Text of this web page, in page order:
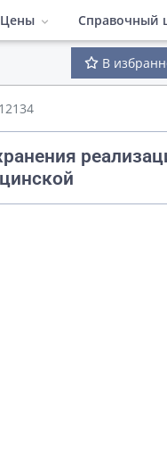
Тендеры по отраслям
Расширенные
Цены
ПО Система поиска
Тарифы
Справочный
Полезные
В